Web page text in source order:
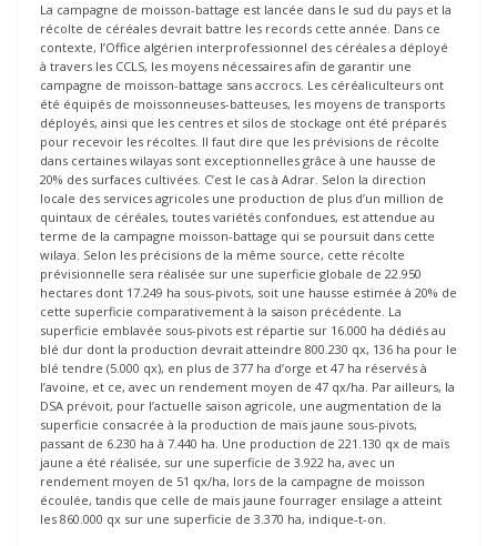
La campagne de moisson-battage est lancée dans le sud du pays et la
récolte de céréales devrait battre les records cette année. Dans ce
contexte, l’Office algérien interprofessionnel des céréales a déployé
à travers les CCLS, les moyens nécessaires afin de garantir une
campagne de moisson-battage sans accrocs. Les céréaliculteurs ont
été équipés de moissonneuses-batteuses, les moyens de transports
déployés, ainsi que les centres et silos de stockage ont été préparés
pour recevoir les récoltes. Il faut dire que les prévisions de récolte
dans certaines wilayas sont exceptionnelles grâce à une hausse de
20% des surfaces cultivées. C’est le cas à Adrar. Selon la direction
locale des services agricoles une production de plus d’un million de
quintaux de céréales, toutes variétés confondues, est attendue au
terme de la campagne moisson-battage qui se poursuit dans cette
wilaya. Selon les précisions de la même source, cette récolte
prévisionnelle sera réalisée sur une superficie globale de 22.950
hectares dont 17.249 ha sous-pivots, soit une hausse estimée à 20% de
cette superficie comparativement à la saison précédente. La
superficie emblavée sous-pivots est répartie sur 16.000 ha dédiés au
blé dur dont la production devrait atteindre 800.230 qx, 136 ha pour le
blé tendre (5.000 qx), en plus de 377 ha d’orge et 47 ha réservés à
l’avoine, et ce, avec un rendement moyen de 47 qx/ha. Par ailleurs, la
DSA prévoit, pour l’actuelle saison agricole, une augmentation de la
superficie consacrée à la production de maïs jaune sous-pivots,
passant de 6.230 ha à 7.440 ha. Une production de 221.130 qx de maïs
jaune a été réalisée, sur une superficie de 3.922 ha, avec un
rendement moyen de 51 qx/ha, lors de la campagne de moisson
écoulée, tandis que celle de maïs jaune fourrager ensilage a atteint
les 860.000 qx sur une superficie de 3.370 ha, indique-t-on.